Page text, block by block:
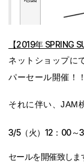
【2019年 SPRING
ネットショップに
パーセール開催！！
それに伴い、JAM
3/5（火）12：00～
セールを開催致しま